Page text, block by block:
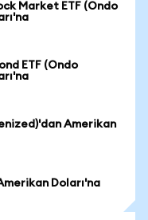
Market ETF (Ondo
ETF (Ondo
Amerikan
Doları'na